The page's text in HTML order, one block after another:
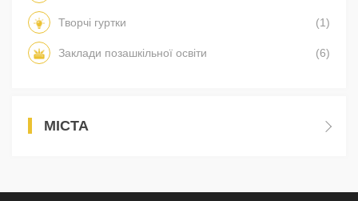
Творчі гуртки (1)
Заклади позашкільної освіти (6)
МІСТА